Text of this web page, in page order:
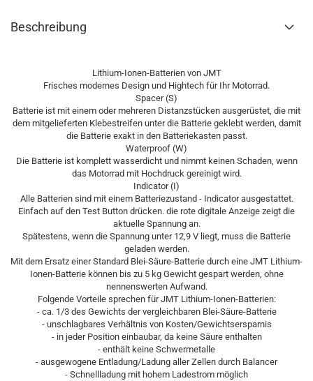
Beschreibung
Lithium-Ionen-Batterien von JMT
Frisches modernes Design und Hightech für Ihr Motorrad.
Spacer (S)
Batterie ist mit einem oder mehreren Distanzstücken ausgerüstet, die mit
dem mitgelieferten Klebestreifen unter die Batterie geklebt werden, damit
die Batterie exakt in den Batteriekasten passt.
Waterproof (W)
Die Batterie ist komplett wasserdicht und nimmt keinen Schaden, wenn
das Motorrad mit Hochdruck gereinigt wird.
Indicator (I)
Alle Batterien sind mit einem Batteriezustand - Indicator ausgestattet.
Einfach auf den Test Button drücken. die rote digitale Anzeige zeigt die
aktuelle Spannung an.
Spätestens, wenn die Spannung unter 12,9 V liegt, muss die Batterie
geladen werden.
Mit dem Ersatz einer Standard Blei-Säure-Batterie durch eine JMT Lithium-
Ionen-Batterie können bis zu 5 kg Gewicht gespart werden, ohne
nennenswerten Aufwand.
Folgende Vorteile sprechen für JMT Lithium-Ionen-Batterien:
- ca. 1/3 des Gewichts der vergleichbaren Blei-Säure-Batterie
- unschlagbares Verhältnis von Kosten/Gewichtsersparnis
- in jeder Position einbaubar, da keine Säure enthalten
- enthält keine Schwermetalle
- ausgewogene Entladung/Ladung aller Zellen durch Balancer
- Schnellladung mit hohem Ladestrom möglich